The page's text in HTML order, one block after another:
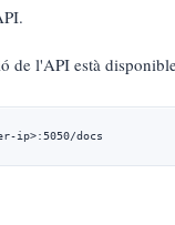
de l'API està
ip>:5050/docs